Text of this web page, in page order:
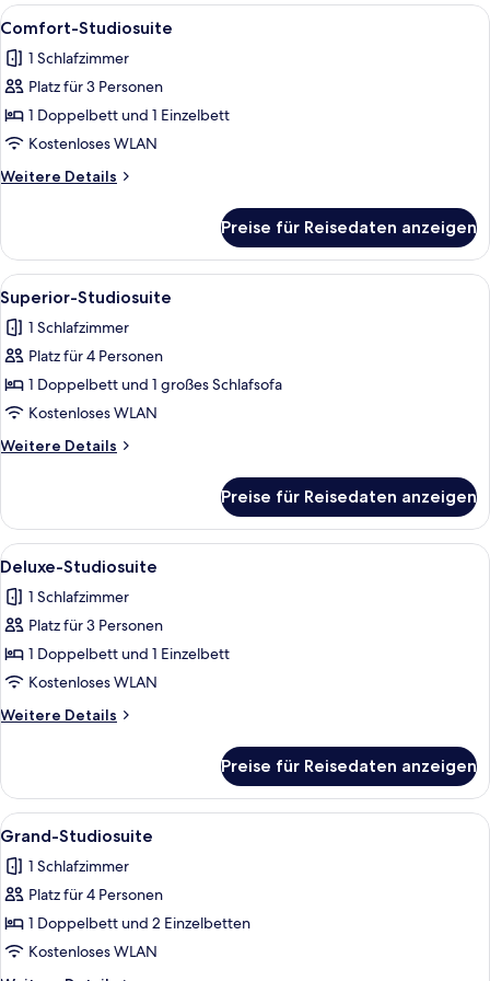
Alle
Fotos
für
Comfort-
Studiosuite
anzeigen
Ein Zimmer mit hoher Decke,
5
Comfort-Studiosuite
1 Schlafzimmer
Platz für 3 Personen
1 Doppelbett und 1 Einzelbett
Kostenloses WLAN
Weitere Details
Weitere
Studiosuite
Preise für Reisedaten anzeigen
Alle
Fotos
für
Superior-
Studiosuite
anzeigen
Ein Zimmer mit hoher Decke,
4
Superior-Studiosuite
1 Schlafzimmer
Platz für 4 Personen
1 Doppelbett und 1 großes Schlafsofa
Kostenloses WLAN
Weitere Details
Weitere
Studiosuite
Preise für Reisedaten anzeigen
Alle
Fotos
für
Deluxe-
Studiosuite
anzeigen
Ein ordentlich bezogenes Bett mit
4
Deluxe-Studiosuite
1 Schlafzimmer
Platz für 3 Personen
1 Doppelbett und 1 Einzelbett
Kostenloses WLAN
Weitere Details
Weitere
Studiosuite
Preise für Reisedaten anzeigen
Alle
Fotos
für
Grand-
Studiosuite
anzeigen
Ein ordentlich bezogenes Bett mit
6
Grand-Studiosuite
1 Schlafzimmer
Platz für 4 Personen
1 Doppelbett und 2 Einzelbetten
Kostenloses WLAN